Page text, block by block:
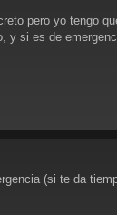
pero yo tengo
y si es de
(si te da